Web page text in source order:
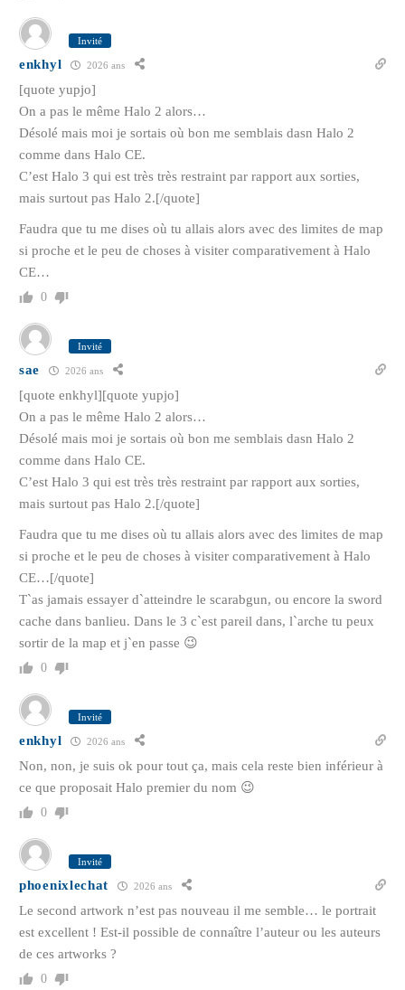
Invité
enkhyl 2026 ans
[quote yupjo]
On a pas le même Halo 2 alors…
Désolé mais moi je sortais où bon me semblais dasn Halo 2
comme dans Halo CE.
C’est Halo 3 qui est très très restraint par rapport aux sorties,
mais surtout pas Halo 2.[/quote]
Faudra que tu me dises où tu allais alors avec des limites de map
si proche et le peu de choses à visiter comparativement à Halo
CE…
0
Invité
sae 2026 ans
[quote enkhyl][quote yupjo]
On a pas le même Halo 2 alors…
Désolé mais moi je sortais où bon me semblais dasn Halo 2
comme dans Halo CE.
C’est Halo 3 qui est très très restraint par rapport aux sorties,
mais surtout pas Halo 2.[/quote]
Faudra que tu me dises où tu allais alors avec des limites de map
si proche et le peu de choses à visiter comparativement à Halo
CE…[/quote]
T`as jamais essayer d`atteindre le scarabgun, ou encore la sword
cache dans banlieu. Dans le 3 c`est pareil dans, l`arche tu peux
sortir de la map et j`en passe 😉
0
Invité
enkhyl 2026 ans
Non, non, je suis ok pour tout ça, mais cela reste bien inférieur à
ce que proposait Halo premier du nom 😉
0
Invité
phoenixlechat 2026 ans
Le second artwork n’est pas nouveau il me semble… le portrait
est excellent ! Est-il possible de connaître l’auteur ou les auteurs
de ces artworks ?
0